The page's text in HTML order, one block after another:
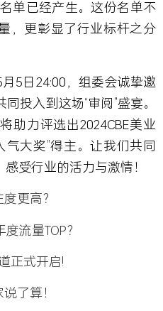
单已经产生。这份名单不
，更彰显了行业标杆之分
5日24:00，组委会诚挚邀
投入到这场“审阅”盛宴。
助力评选出2024CBE美业
气大奖”得主。让我们共同
受行业的活力与激情！
更高？
流量TOP？
正式开启!
了算！